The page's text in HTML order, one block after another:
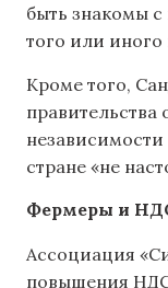
быть знакомы
того или иного
Кроме того,
независимости
стране «не
Фермеры и
Ассоциация
повышения